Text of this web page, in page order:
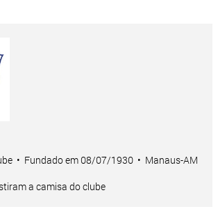
• Fundado em 08/07/1930 • Manaus-AM
a camisa do clube